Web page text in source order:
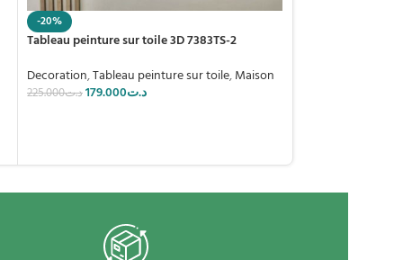
-20%
Tableau peinture sur toile 3D 7383TS-2
Decoration,Tableau peinture sur toile,Maison
د.ت225.000 د.ت179.000